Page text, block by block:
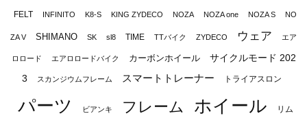
FELT INFINITO K8-S KING ZYDECO NOZA NOZA one NOZA S NO
ZA V SHIMANO SK sl8 TIME TTバイク ZYDECO ウェア エア
ロロード エアロロードバイク カーボンホイール
サイクルモード 202
3
スカンジウムフレーム スマートトレーナー トライアスロン
パーツ ビアンキ フレーム ホイール リム